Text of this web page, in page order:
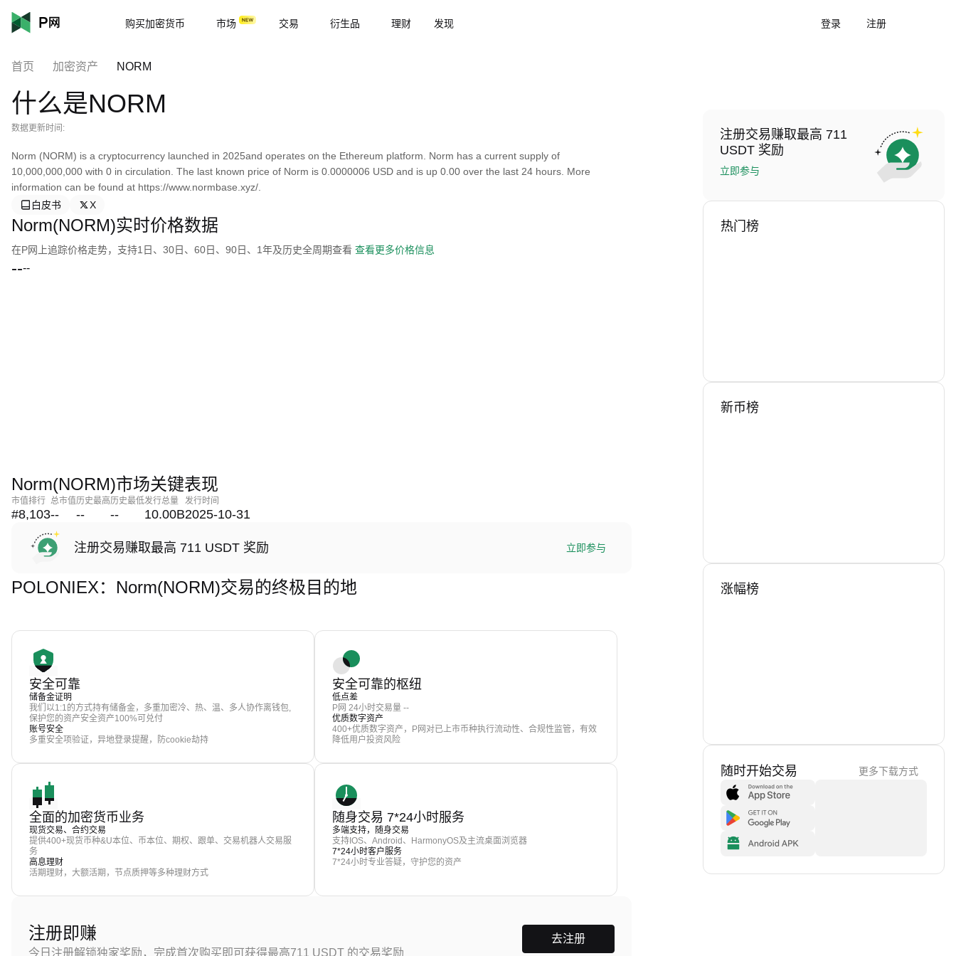
购买加密货币 市场 交易 衍生品 理财 发现 登录 注册
首页 加密资产 NORM
什么是NORM
数据更新时间:
Norm (NORM) is a cryptocurrency launched in 2025and operates on the Ethereum platform. Norm has a current supply of
10,000,000,000 with 0 in circulation. The last known price of Norm is 0.0000006 USD and is up 0.00 over the last 24 hours. More
information can be found at https://www.normbase.xyz/.
白皮书
X
Norm(NORM)实时价格数据
在P网上追踪价格走势，支持1日、30日、60日、90日、1年及历史全周期查看 查看更多价格信息
----
Norm(NORM)市场关键表现
市值排行
#8,103
总市值
--
历史最高
--
历史最低
--
发行总量
10.00B
发行时间
2025-10-31
注册交易赚取最高 711 USDT 奖励 立即参与
POLONIEX：Norm(NORM)交易的终极目的地
安全可靠
储备金证明
我们以1:1的方式持有储备金，多重加密冷、热、温、多人协作离钱包,
保护您的资产安全资产100%可兑付
账号安全
多重安全项验证，异地登录提醒，防cookie劫持
安全可靠的枢纽
低点差
P网 24小时交易量 --
优质数字资产
400+优质数字资产，P网对已上市币种执行流动性、合规性监管，有效
降低用户投资风险
全面的加密货币业务
现货交易、合约交易
提供400+现货币种&U本位、币本位、期权、跟单、交易机器人交易服
务
高息理财
活期理财，大额活期，节点质押等多种理财方式
随身交易 7*24小时服务
多端支持，随身交易
支持IOS、Android、HarmonyOS及主流桌面浏览器
7*24小时客户服务
7*24小时专业答疑，守护您的资产
注册即赚
今日注册解锁独家奖励，完成首次购买即可获得最高711 USDT 的交易奖励
去注册
注册交易赚取最高 711
USDT 奖励
立即参与
热门榜
新币榜
涨幅榜
随时开始交易 更多下载方式